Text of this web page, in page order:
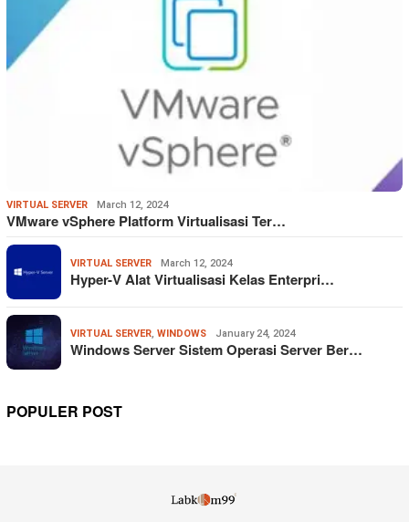
VIRTUAL SERVER March 12, 2024
VMware vSphere Platform Virtualisasi Ter…
VIRTUAL SERVER March 12, 2024
Hyper-V Alat Virtualisasi Kelas Enterpri…
VIRTUAL SERVER, WINDOWS January 24, 2024
Windows Server Sistem Operasi Server Ber…
POPULER POST